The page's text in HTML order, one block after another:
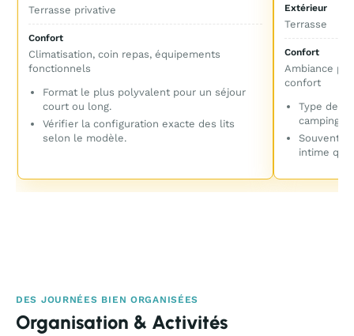
Terrasse privative
Confort
Climatisation, coin repas, équipements
fonctionnels
Format le plus polyvalent pour un séjour
court ou long.
Vérifier la configuration exacte des lits
selon le modèle.
Extérieur
Terrasse
Confort
Ambiance
confort
Type de
camping,
Souvent
intime
DES JOURNÉES BIEN ORGANISÉES
Organisation & Activités